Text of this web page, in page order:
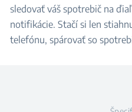
sledovať váš spotrebič na
notifikácie. Stačí si len
telefónu, spárovať so